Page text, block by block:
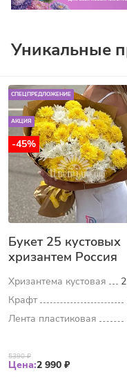
Уникальные
-45%
СПЕЦПРЕДЛОЖЕНИЕ
АКЦИЯ
Букет 25 кустовых
хризантем Россия
Хризантема кустовая
Крафт
Лента пластиковая
5390 ₽
Цена:2 990 ₽